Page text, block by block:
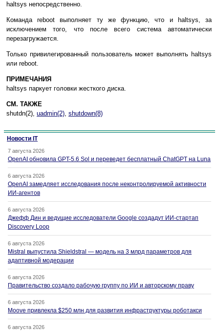
haltsys непосредственно.
Команда reboot выполняет ту же функцию, что и haltsys, за
исключением того, что после всего система автоматически
перезагружается.
Только привилегированный пользователь может выполнять haltsys
или reboot.
ПРИМЕЧАНИЯ
haltsys паркует головки жесткого диска.
СМ. ТАКЖЕ
shutdn(2), uadmin(2), shutdown(8)
Новости IT
7 августа 2026
OpenAI обновила GPT-5.6 Sol и переведет бесплатный ChatGPT на Luna
6 августа 2026
OpenAI замедляет исследования после неконтролируемой активности
ИИ-агентов
6 августа 2026
Джефф Дин и ведущие исследователи Google создадут ИИ-стартап
Discovery Loop
6 августа 2026
Mistral выпустила Shieldstral — модель на 3 млрд параметров для
адаптивной модерации
6 августа 2026
Правительство создало рабочую группу по ИИ и авторскому праву
6 августа 2026
Moove привлекла $250 млн для развития инфраструктуры роботакси
6 августа 2026